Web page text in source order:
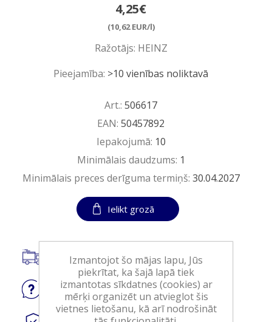
4,25€
(10,62 EUR/l)
Ražotājs: HEINZ
Pieejamība: >10 vienības noliktavā
Art.: 506617
EAN: 50457892
Iepakojumā: 10
Minimālais daudzums: 1
Minimālais preces derīguma termiņš: 30.04.2027
Ielikt grozā
Piegāde visā Latvijā.
Jautājietpar produktu
Izmantojot šo mājas lapu, Jūs
piekrītat, ka šajā lapā tiek
izmantotas sīkdatnes (cookies) ar
mērķi organizēt un atvieglot šis
vietnes lietošanu, kā arī nodrošināt